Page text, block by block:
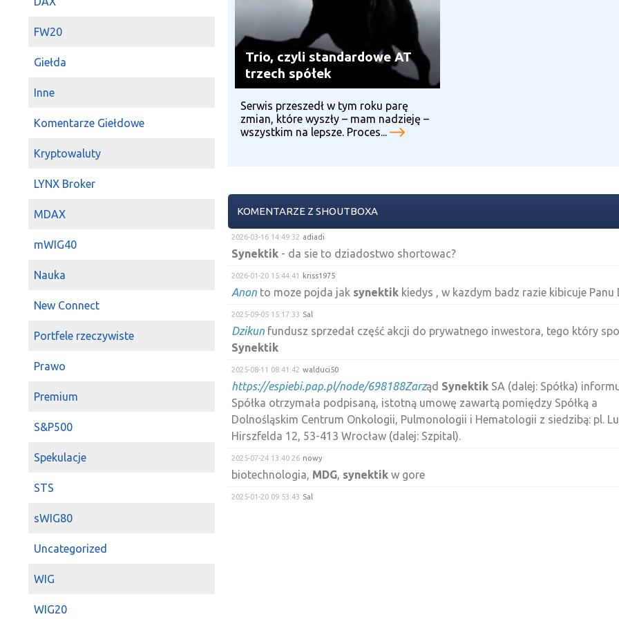
Trio, czyli standardowe AT
trzech spółek
Serwis przeszedł w tym roku parę
zmian, które wyszły – mam nadzieję –
wszystkim na lepsze. Proces...
KOMENTARZE Z SHOUTBOXA
2026-03-16 14:49:32 adiadi
Synektik- da sie to dziadostwo shortowac?
2026-01-20 15:44:41 kriss1975
Anonto moze pojda jak synektikkiedys , w kazdym badz razie kibicuje Panu
2025-09-05 15:17:33 Sal
Dzikunfundusz sprzedał część akcji do prywatnego inwestora, tego który
Synektik
2025-08-11 08:41:42 walduci50
https://espiebi.pap.pl/node/698188Zarząd SynektikSA (dalej: Spółka)
Spółka otrzymała podpisaną, istotną umowę zawartą pomiędzy Spółką a
Dolnośląskim Centrum Onkologii, Pulmonologii i Hematologii z siedzibą: pl.
Hirszfelda 12, 53-413 Wrocław (dalej: Szpital).
2025-07-24 13:40:26 nowy
biotechnologia, MDG, synektikw gore
2025-01-20 09:53:43 Sal
FW20
Giełda
Inne
Komentarze Giełdowe
Kryptowaluty
LYNX Broker
MDAX
mWIG40
Nauka
New Connect
Portfele rzeczywiste
Prawo
Premium
S&P500
Spekulacje
STS
sWIG80
Uncategorized
WIG
WIG20